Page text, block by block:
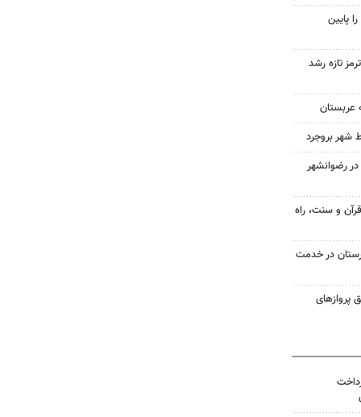
پایین
تازه رشد
عربستان
شهر بروجرد
رضوانشهر
و سنت، راه
در خدمت
طریق پروازهای